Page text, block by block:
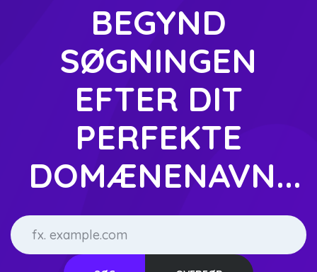
BEGYND
SØGNINGEN
EFTER DIT
PERFEKTE
DOMÆNENAVN...